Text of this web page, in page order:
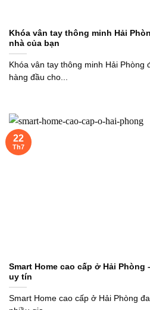
Khóa vân tay thông minh Hải
nhà của bạn
Khóa vân tay thông minh Hải Phòng
hàng đầu cho...
Smart Home cao cấp ở Hải
uy tín
Smart Home cao cấp ở Hải Phòng
22
Th7